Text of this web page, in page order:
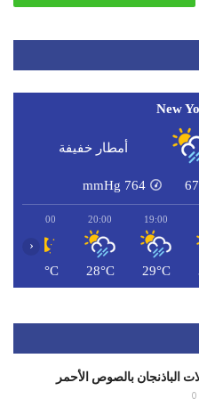
New
أمطار خفيفة
764
mmHg
19:00
29°C
20:00
28°C
21:00
27°C
‹
الباذنجان بالصوص الأحمر